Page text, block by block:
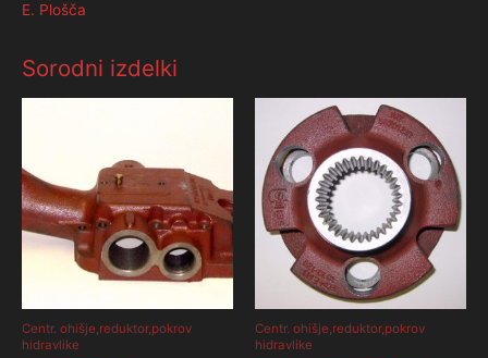
E. Plošča
Sorodni izdelki
Centr. ohišje,reduktor,pokrov
hidravlike
Centr. ohišje,reduktor,pokrov
hidravlike